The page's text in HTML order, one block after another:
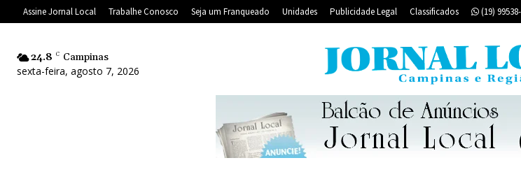
Assine Jornal Local Trabalhe Conosco Seja um Franqueado Unidades Publicidade Legal Classificados (19)
24.8 C Campinas
sexta-feira, agosto 7, 2026